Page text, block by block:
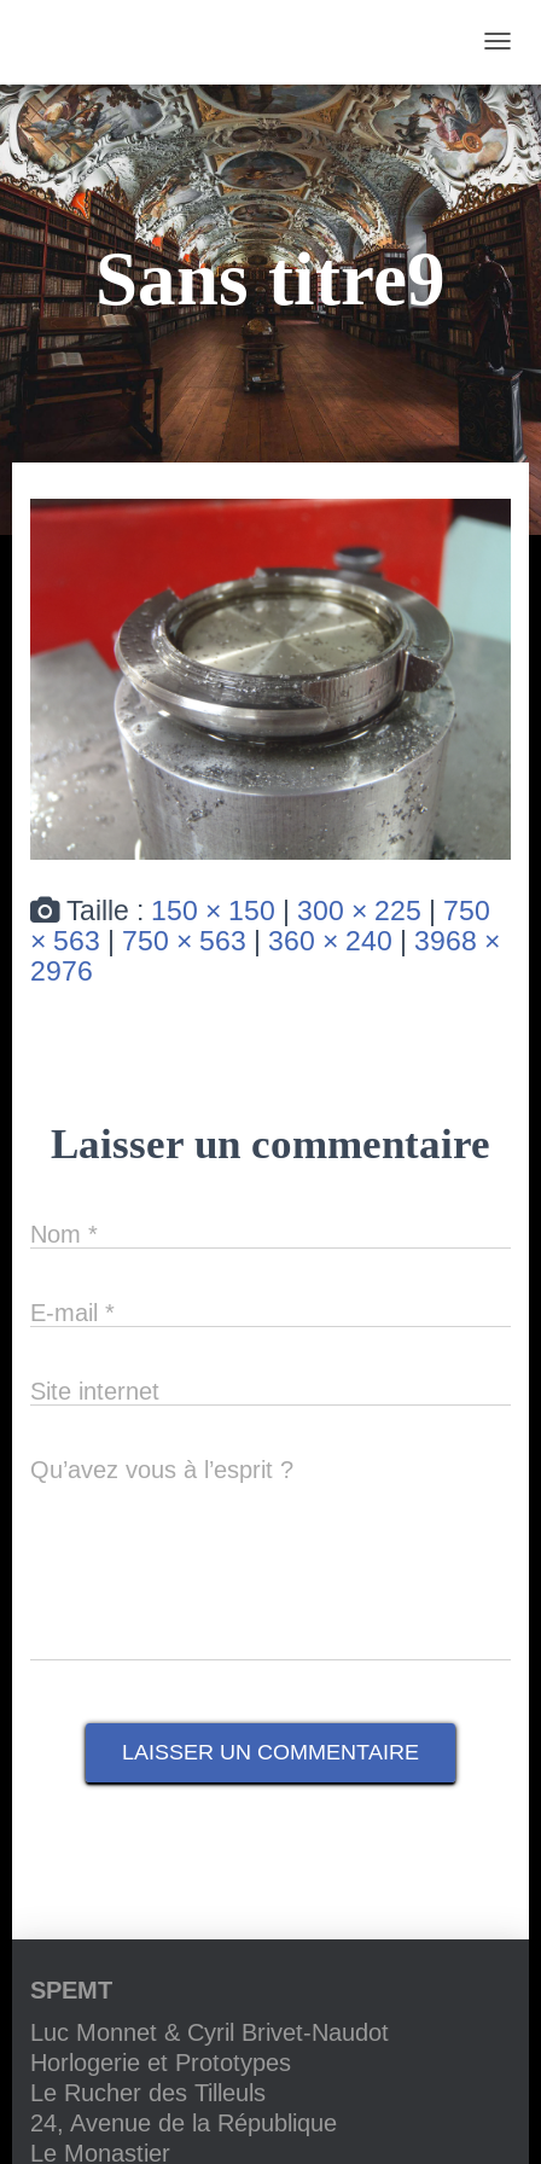
É
P
L
I
E
R
L
A
N
A
V
G
Sans titre9
Taille : 150 × 150 | 300 × 225 | 750
× 563 | 750 × 563 | 360 × 240 | 3968 ×
2976
Laisser un commentaire
Nom *
E-mail *
Site internet
Qu’avez vous à l’esprit ?
SPEMT
Luc Monnet & Cyril Brivet-Naudot
Horlogerie et Prototypes
Le Rucher des Tilleuls
24, Avenue de la République
Le Monastier